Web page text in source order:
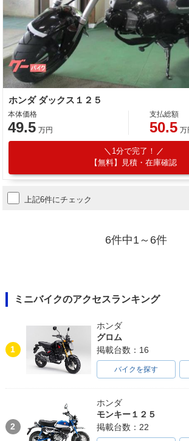
ホンダ ダックス１２５
本体価格
49.5 万円
支払総額
50.5 万
1分で完了！
【無料】見積・在庫確認
上記6件にチェック
6件中1～6件
ミニバイクのアクセスランキング
1
ホンダ
グロム
掲載台数：16
バイクを探す
2
ホンダ
モンキー１２５
掲載台数：22